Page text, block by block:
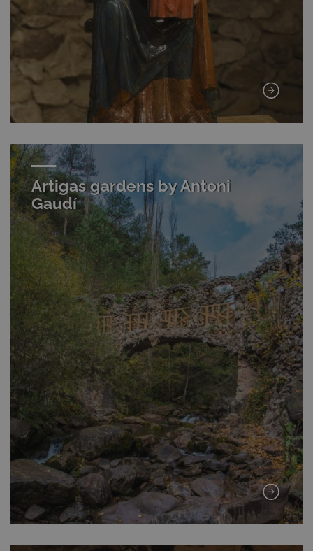
Artigas gardens by Antoni
Gaudí